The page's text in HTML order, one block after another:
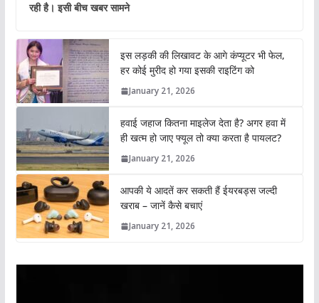
रही है। इसी बीच खबर सामने
इस लड़की की लिखावट के आगे कंप्यूटर भी फेल,
हर कोई मुरीद हो गया इसकी राइटिंग को
January 21, 2026
हवाई जहाज कितना माइलेज देता है? अगर हवा में
ही खत्म हो जाए फ्यूल तो क्या करता है पायलट?
January 21, 2026
आपकी ये आदतें कर सकती हैं ईयरबड्स जल्दी
खराब – जानें कैसे बचाएं
January 21, 2026